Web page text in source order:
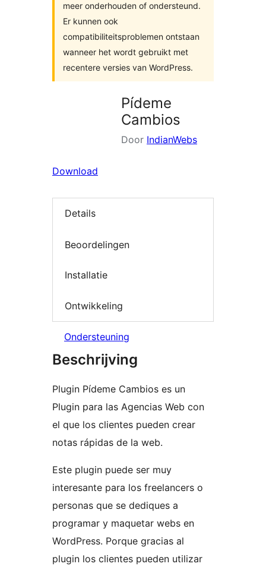
meer onderhouden of ondersteund.
Er kunnen ook
compatibiliteitsproblemen ontstaan
wanneer het wordt gebruikt met
recentere versies van WordPress.
Pídeme
Cambios
Door IndianWebs
Download
Details
Beoordelingen
Installatie
Ontwikkeling
Ondersteuning
Beschrijving
Plugin Pídeme Cambios es un
Plugin para las Agencias Web con
el que los clientes pueden crear
notas rápidas de la web.
Este plugin puede ser muy
interesante para los freelancers o
personas que se dediques a
programar y maquetar webs en
WordPress. Porque gracias al
plugin los clientes pueden utilizar